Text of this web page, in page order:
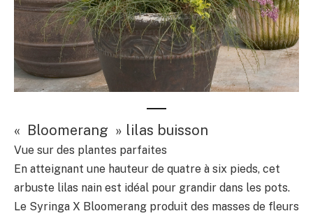
« Bloomerang » lilas buisson
Vue sur des plantes parfaites
En atteignant une hauteur de quatre à six pieds, cet
arbuste lilas nain est idéal pour grandir dans les pots.
Le Syringa X Bloomerang produit des masses de fleurs